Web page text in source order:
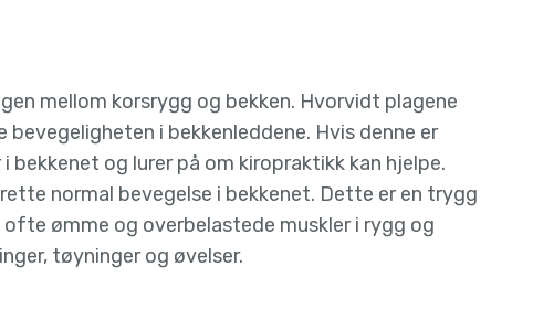
mellom korsrygg og bekken. Hvorvidt plagene
i bekkenleddene. Hvis denne er
og lurer på om kiropraktikk kan hjelpe.
normal bevegelse i bekkenet. Dette er en trygg
ømme og overbelastede muskler i rygg og
tøyninger og øvelser.